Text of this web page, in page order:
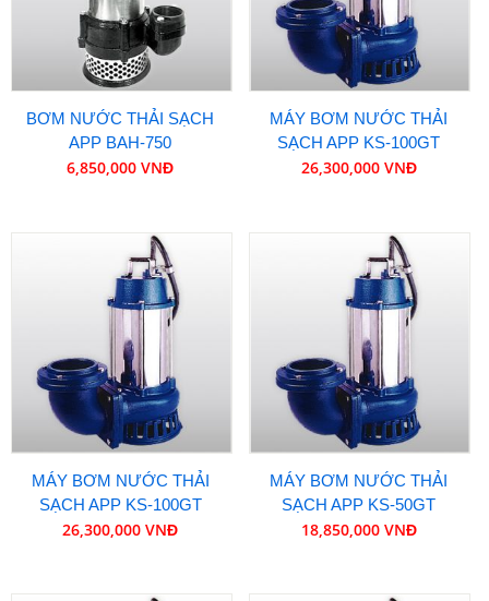
BƠM NƯỚC THẢI SẠCH
APP BAH-750
6,850,000 VNĐ
MÁY BƠM NƯỚC THẢI
SẠCH APP KS-100GT
26,300,000 VNĐ
MÁY BƠM NƯỚC THẢI
SẠCH APP KS-100GT
26,300,000 VNĐ
MÁY BƠM NƯỚC THẢI
SẠCH APP KS-50GT
18,850,000 VNĐ